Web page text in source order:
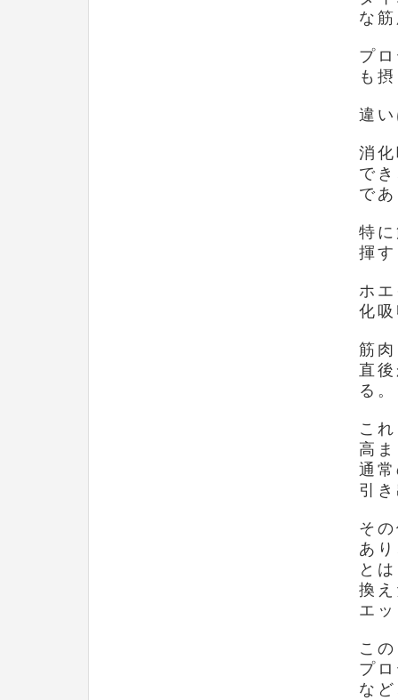
な
プ
も
違
消
で
で
特
揮
ホ
化
筋
直
る。
こ
高
通
引
そ
あ
と
換
エ
こ
プ
な